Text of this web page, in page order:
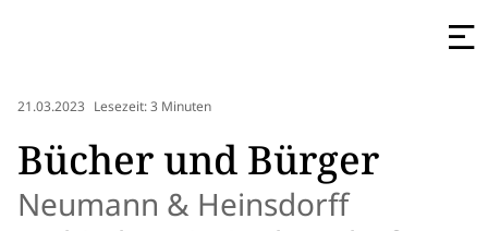
21.03.2023 Lesezeit: 3 Minuten
Bücher und Bürger
Neumann & Heinsdorff